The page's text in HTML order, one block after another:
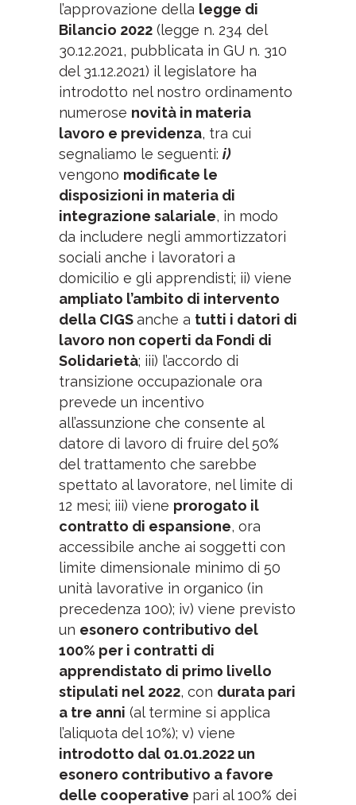
l’approvazione della legge di
Bilancio 2022 (legge n. 234 del
30.12.2021, pubblicata in GU n. 310
del 31.12.2021) il legislatore ha
introdotto nel nostro ordinamento
numerose novità in materia
lavoro e previdenza, tra cui
segnaliamo le seguenti: i)
vengono modificate le
disposizioni in materia di
integrazione salariale, in modo
da includere negli ammortizzatori
sociali anche i lavoratori a
domicilio e gli apprendisti; ii) viene
ampliato l’ambito di intervento
della CIGSanche a tutti i datori di
lavoro non coperti da Fondi di
Solidarietà; iii) l’accordo di
transizione occupazionale ora
prevede un incentivo
all’assunzione che consente al
datore di lavoro di fruire del 50%
del trattamento che sarebbe
spettato al lavoratore, nel limite di
12 mesi; iii) viene prorogato il
contratto di espansione, ora
accessibile anche ai soggetti con
limite dimensionale minimo di 50
unità lavorative in organico (in
precedenza 100); iv) viene previsto
un esonero contributivo del
100% per i contratti di
apprendistato di primo livello
stipulati nel 2022, con durata pari
a tre anni (al termine si applica
l’aliquota del 10%); v) viene
introdotto dal 01.01.2022 un
esonero contributivo a favore
delle cooperative pari al 100% dei